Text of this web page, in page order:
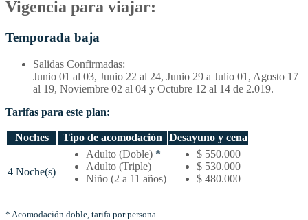
Vigencia para viajar:
Temporada baja
Salidas Confirmadas:
Junio 01 al 03, Junio 22 al 24, Junio 29 a Julio 01, Agosto 17
al 19, Noviembre 02 al 04 y Octubre 12 al 14 de 2.019.
Tarifas para este plan:
–
noches
Noches Tipo de acomodación Desayuno y cena
4 Noche(s)
Adulto (Doble) *
Adulto (Triple)
Niño (2 a 11 años)
$ 550.000
$ 530.000
$ 480.000
* Acomodación doble, tarifa por persona